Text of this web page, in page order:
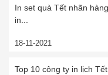
In set quà Tết nhãn
in...
18-11-2021
Top 10 công ty in lịch